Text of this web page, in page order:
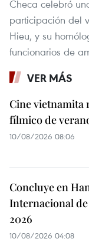
Checa celebró
participación del
Hieu, y su
funcionarios de
VER MÁS
Cine vietnamita
fílmico de
10/08/2026 08:06
Concluye en
Internacional
2026
10/08/2026 04:08